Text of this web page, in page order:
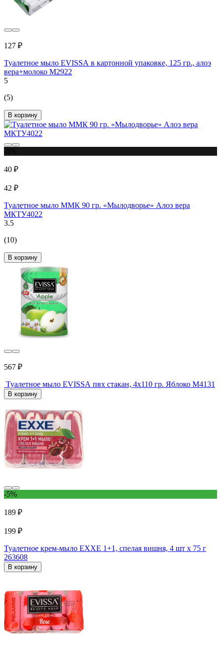
127 ₽
Туалетное мыло EVISSА в картонной упаковке, 125 гр., алоэ
вера+молоко М2922
5
(5)
В корзину
40 ₽
42 ₽
Туалетное мыло ММК 90 гр. «Мылодворье» Алоэ вера
МКТУ4022
3.5
(10)
В корзину
567 ₽
Туалетное мыло EVISSА пвх стакан, 4x110 гр. Яблоко М4131
В корзину
-5%
189 ₽
199 ₽
Туалетное крем-мыло EXXE 1+1, спелая вишня, 4 шт x 75 г
263608
В корзину